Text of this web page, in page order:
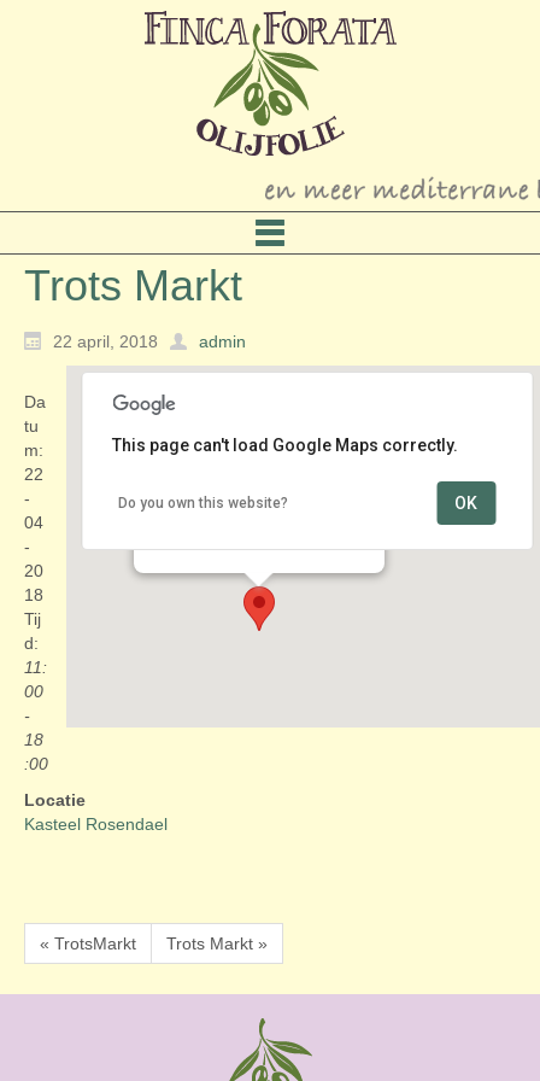
Trots Markt
22 april, 2018 admin
Kasteel Rosendael
This page can't load Google Maps correctly.
Do you own this website? OK
Da
tu
m:
22
-
04
-
20
18
Tij
d:
11:
00
-
18
:00
Locatie
Kasteel Rosendael
« TrotsMarkt Trots Markt »